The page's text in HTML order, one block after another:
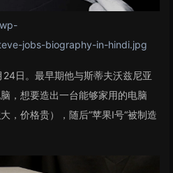
jobs-biography-in-hindi.jpg
日。最早期他与斯蒂夫沃兹尼亚
，想要造出一台能够家用的电脑
，价格贵），随后”苹果Ⅰ号“被制造